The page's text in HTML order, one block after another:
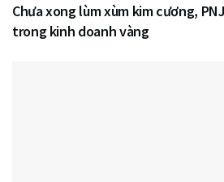
Chưa xong lùm xùm kim cương,
trong kinh doanh vàng